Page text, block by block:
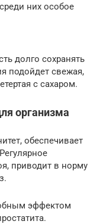
них особое
долго сохранять
подойдет свежая,
с сахаром.
организма
обеспечивает
приводит в норму
эффектом